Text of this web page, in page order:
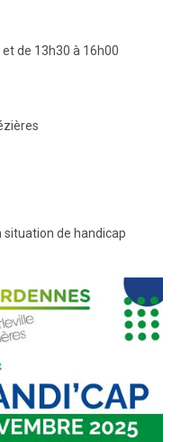
et de 13h30 à 16h00
situation de handicap